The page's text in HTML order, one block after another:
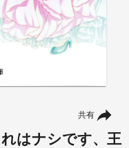
共有
はナシです、王